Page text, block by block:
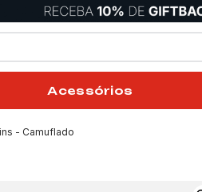
Acessórios
- Camuflado